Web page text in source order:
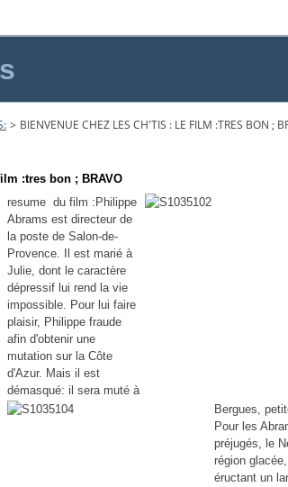
> BIENVENUE CHEZ LES CH'TIS : LE FILM :TRES BON ;
:tres bon ; BRAVO
resume du film :Philippe
Abrams est directeur de
la poste de Salon-de-
Provence. Il est marié à
Julie, dont le caractère
dépressif lui rend la vie
impossible. Pour lui faire
plaisir, Philippe fraude
afin d'obtenir une
mutation sur la Côte
d'Azur. Mais il est
démasqué: il sera muté à
Bergues,
Pour les
préjugés, le
région
éructant un